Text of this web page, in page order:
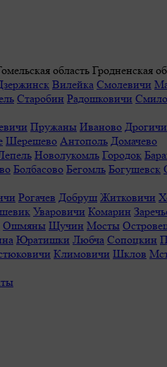
область Гродненская
Вилейка Смолевичи
Старобин Радошковичи
Пружаны Иваново
Шерешево Антополь Домачево
Новолукомль Городок
Болбасово Бегомль Богушевск
Рогачев Добруш Житковичи
Уваровичи Комарин
Ошмяны Щучин Мосты
Юратишки Любча Сопоцкин
Климовичи Шклов